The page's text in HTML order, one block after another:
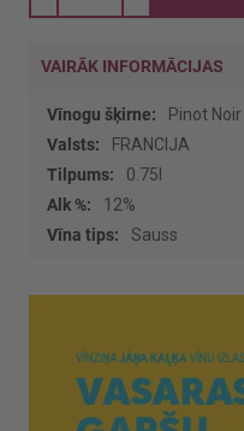
VAIRĀK INFORMĀCIJAS
Vairāk
informācijas
Pinot Noir
FRANCIJA
0.75l
12%
Sauss